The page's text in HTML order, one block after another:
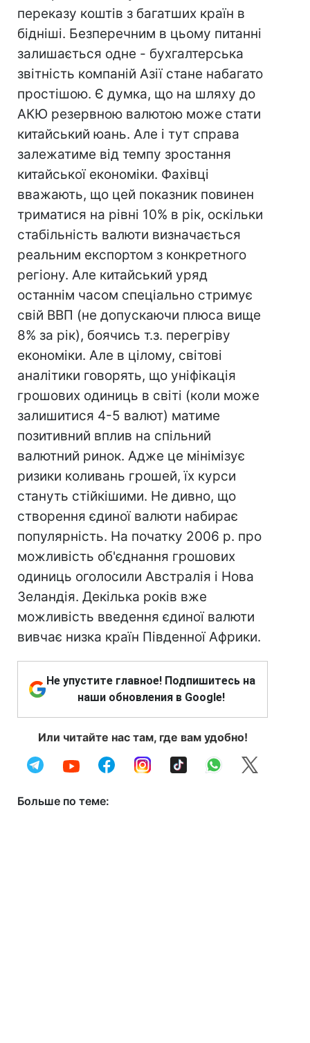
переказу коштів з багатших країн в
бідніші. Безперечним в цьому питанні
залишається одне - бухгалтерська
звітність компаній Азії стане набагато
простішою. Є думка, що на шляху до
АКЮ резервною валютою може стати
китайський юань. Але і тут справа
залежатиме від темпу зростання
китайської економіки. Фахівці
вважають, що цей показник повинен
триматися на рівні 10% в рік, оскільки
стабільність валюти визначається
реальним експортом з конкретного
регіону. Але китайський уряд
останнім часом спеціально стримує
свій ВВП (не допускаючи плюса вище
8% за рік), боячись т.з. перегріву
економіки. Але в цілому, світові
аналітики говорять, що уніфікація
грошових одиниць в світі (коли може
залишитися 4-5 валют) матиме
позитивний вплив на спільний
валютний ринок. Адже це мінімізує
ризики коливань грошей, їх курси
стануть стійкішими. Не дивно, що
створення єдиної валюти набирає
популярність. На початку 2006 р. про
можливість об'єднання грошових
одиниць оголосили Австралія і Нова
Зеландія. Декілька років вже
можливість введення єдиної валюти
вивчає низка країн Південної Африки.
Не упустите главное! Подпишитесь на
наши обновления в Google!
Или читайте нас там, где вам удобно!
Больше по теме: